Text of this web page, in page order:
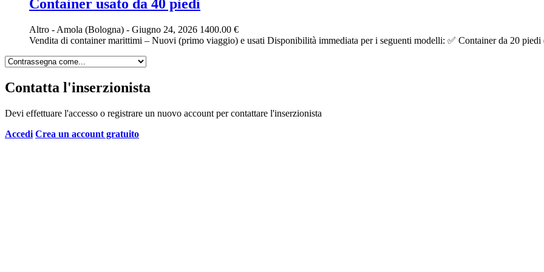
Container usato da 40 piedi
Altro - Amola (Bologna) - Giugno 24, 2026 1400.00 €
Vendita di container marittimi – Nuovi (primo viaggio) e usati Disponibilità immediata per i seguenti modelli: ✅ Container da 20 piedi
Contatta l'inserzionista
Devi effettuare l'accesso o registrare un nuovo account per contattare l'inserzionista
Accedi Crea un account gratuito